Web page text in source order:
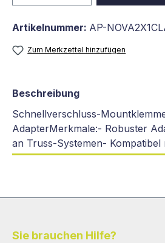
Artikelnummer: AP-
Zum Merkzettel hinzufügen
Beschreibung
Schnellverschluss-
AdapterMerkmale:- Robuster
an Truss-Systemen-
Sie brauchen Hilfe?